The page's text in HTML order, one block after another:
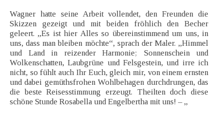
Wagner hatte seine Arbeit vollendet, den Freunden die
Skizzen gezeigt und mit beiden fröhlich den Becher
geleert. „Es ist hier Alles so übereinstimmend um uns, in
uns, dass man bleiben möchte“, sprach der Maler. „Himmel
und Land in reizender Harmonie; Sonnenschein und
Wolkenschatten, Laubgrüne und Felsgestein, und irre ich
nicht, so fühlt auch Ihr Euch, gleich mir, von einem ernsten
und dabei gemüthsfrohen Wohlbehagen durchdrungen, das
die beste Reisesstimmung erzeugt. Theilten doch diese
schöne Stunde Rosabella und Engelbertha mit uns! – „